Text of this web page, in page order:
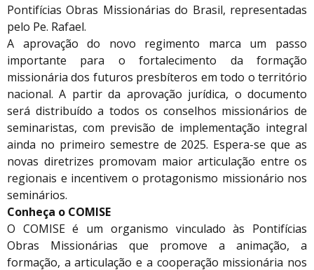
Pontifícias Obras Missionárias do Brasil, representadas
pelo Pe. Rafael.
A aprovação do novo regimento marca um passo
importante para o fortalecimento da formação
missionária dos futuros presbíteros em todo o território
nacional. A partir da aprovação jurídica, o documento
será distribuído a todos os conselhos missionários de
seminaristas, com previsão de implementação integral
ainda no primeiro semestre de 2025. Espera-se que as
novas diretrizes promovam maior articulação entre os
regionais e incentivem o protagonismo missionário nos
seminários.
Conheça o COMISE
O COMISE é um organismo vinculado às Pontifícias
Obras Missionárias que promove a animação, a
formação, a articulação e a cooperação missionária nos